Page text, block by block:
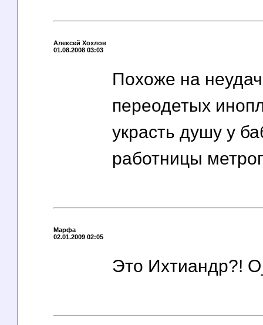
Алексей Хохлов
01.08.2008 03:03
Похоже на
переодетых
украсть душу у
работницы
Марфа
02.01.2009 02:05
Это Ихтиандр?!